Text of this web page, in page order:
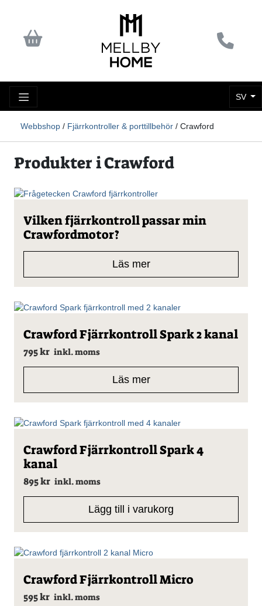
SV
Webbshop / Fjärrkontroller & porttillbehör / Crawford
Produkter i Crawford
Vilken fjärrkontroll passar min
Crawfordmotor?
Läs mer
Crawford Fjärrkontroll Spark 2 kanal
795kr inkl. moms
Läs mer
Crawford Fjärrkontroll Spark 4
kanal
895kr inkl. moms
Lägg till i varukorg
Crawford Fjärrkontroll Micro
595kr inkl. moms